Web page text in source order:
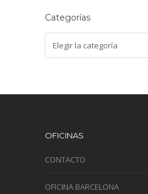
Categorías
OFICINAS
CONTACTO
OFICINA BARCELONA